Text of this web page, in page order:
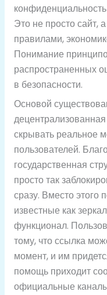
Это не просто сайт,
правилами,
Понимание
распространенных
в безопасности.
Основой
децентрализованная
скрывать реальное
пользователей.
государственная
просто так
сразу. Вместо этого
известные как
функционал.
тому, что ссылка
момент, и им
помощь приходит
официальные каналы